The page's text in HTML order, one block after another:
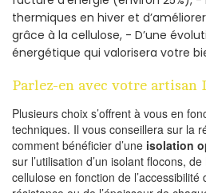
thermiques en hiver et
grâce à la cellulose, - D’une
énergétique qui valorisera votre
Parlez-en avec votre artisan
Plusieurs choix s’offrent à vous en
techniques. Il vous conseillera sur la
comment bénéficier d’une isolation
sur l’utilisation d’un isolant flocons,
cellulose en fonction de